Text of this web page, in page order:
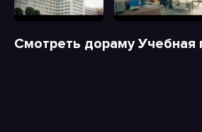
Смотреть дораму Учебная